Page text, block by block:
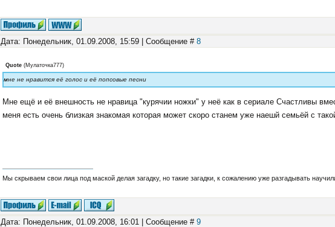
Дата: Понедельник, 01.09.2008, 15:59 | Сообщение # 8
Quote (Мулаточка777)
мне не нравится её голос и её попсовые песни
Мне ещё и её внешность не нравица "курячии ножки" у неё как в сериале Счастливы
меня есть очень близкая знакомая которая может скоро станем уже наешй семьёй с
Мы скрываем свои лица под маской делая загадку, но такие загадки, к сожалению уже разгадывать
Дата: Понедельник, 01.09.2008, 16:01 | Сообщение # 9